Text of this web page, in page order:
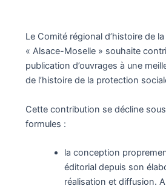
Le Comité régional d’histoire de
« Alsace-Moselle » souhaite
publication d’ouvrages à une
de l’histoire de la protection
Cette contribution se décline
formules :
la conception
éditorial depuis son
réalisation et diffusion.